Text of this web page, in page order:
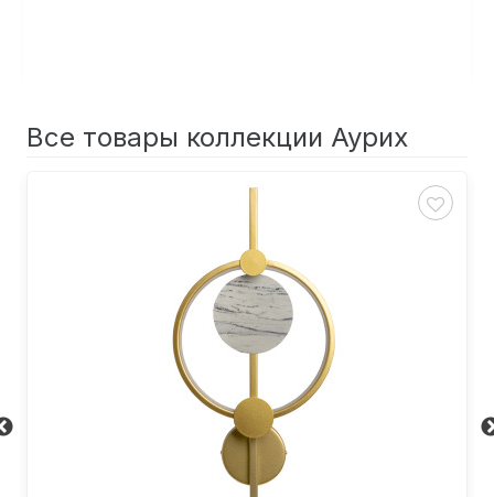
Все товары коллекции Аурих